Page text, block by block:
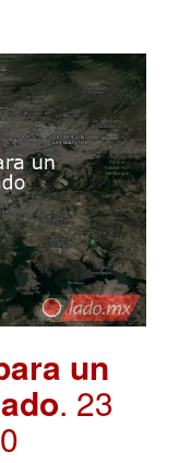
un
. 23